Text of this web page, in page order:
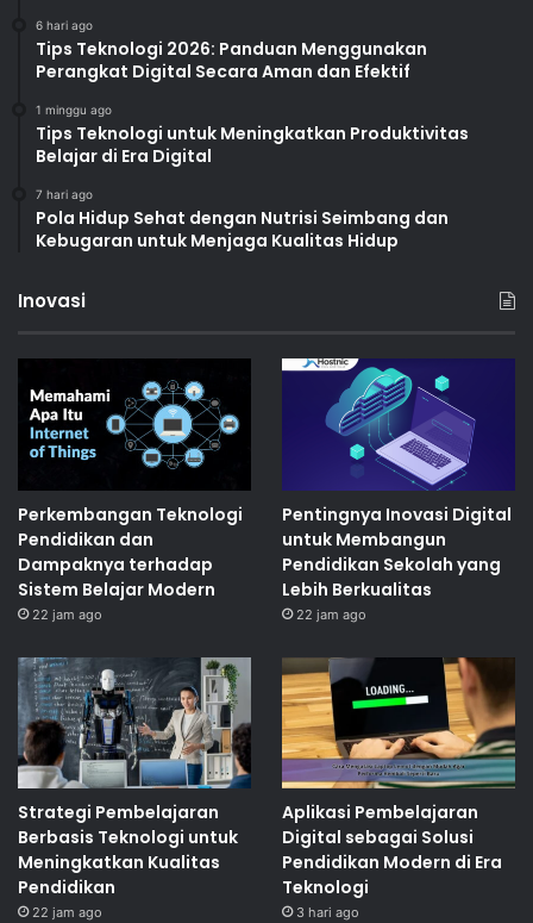
6 hari ago
Tips Teknologi 2026: Panduan Menggunakan
Perangkat Digital Secara Aman dan Efektif
1 minggu ago
Tips Teknologi untuk Meningkatkan Produktivitas
Belajar di Era Digital
7 hari ago
Pola Hidup Sehat dengan Nutrisi Seimbang dan
Kebugaran untuk Menjaga Kualitas Hidup
Inovasi
Perkembangan Teknologi
Pendidikan dan
Dampaknya terhadap
Sistem Belajar Modern
22 jam ago
Pentingnya Inovasi Digital
untuk Membangun
Pendidikan Sekolah yang
Lebih Berkualitas
22 jam ago
Strategi Pembelajaran
Berbasis Teknologi untuk
Meningkatkan Kualitas
Pendidikan
22 jam ago
Aplikasi Pembelajaran
Digital sebagai Solusi
Pendidikan Modern di Era
Teknologi
3 hari ago